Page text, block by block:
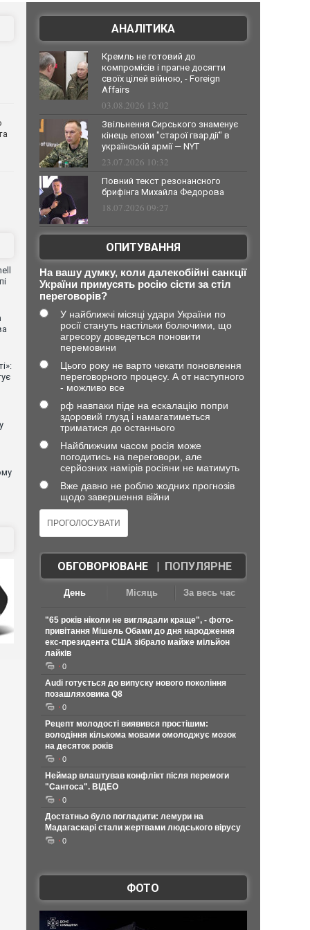
АНАЛІТИКА
Кремль не готовий до
компромісів і прагне досягти
своїх цілей війною, - Foreign
Affairs
03.08.2026 13:02
Звільнення Сирського знаменує
кінець епохи "старої гвардії" в
українській армії — NYT
23.07.2026 10:32
Повний текст резонансного
брифінга Михайла Федорова
18.07.2026 09:27
ОПИТУВАННЯ
На вашу думку, коли далекобійні санкції
України примусять росію сісти за стіл
переговорів?
У найближчі місяці удари України по
росії стануть настільки болючими, що
агресору доведеться поновити
перемовини
Цього року не варто чекати поновлення
переговорного процесу. А от наступного
- можливо все
рф навпаки піде на ескалацію попри
здоровий глузд і намагатиметься
триматися до останнього
Найближчим часом росія може
погодитись на переговори, але
серйозних намірів росіяни не матимуть
Вже давно не роблю жодних прогнозів
щодо завершення війни
ОБГОВОРЮВАНЕ| ПОПУЛЯРНЕ
День Місяць За весь час
"65 років ніколи не виглядали краще", - фото-
привітання Мішель Обами до дня народження
екс-президента США зібрало майже мільйон
лайків
0
Audi готується до випуску нового покоління
позашляховика Q8
0
Рецепт молодості виявився простішим:
володіння кількома мовами омолоджує мозок
на десяток років
0
Неймар влаштував конфлікт після перемоги
"Сантоса". ВІДЕО
0
Достатньо було погладити: лемури на
Мадагаскарі стали жертвами людського вірусу
0
ФОТО